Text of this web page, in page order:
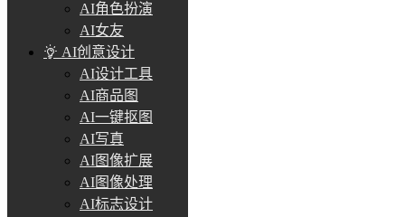
AI角色扮演
AI女友
AI创意设计
AI设计工具
AI商品图
AI一键抠图
AI写真
AI图像扩展
AI图像处理
AI标志设计